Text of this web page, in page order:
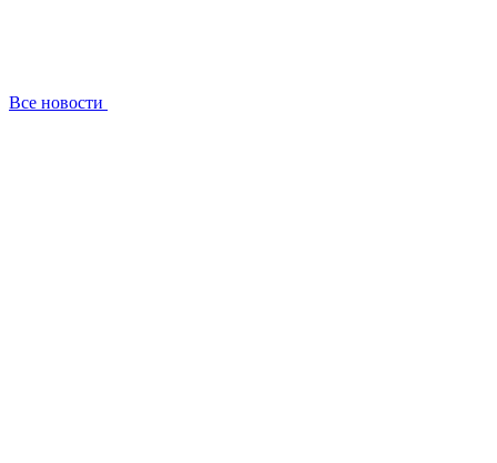
Все новости